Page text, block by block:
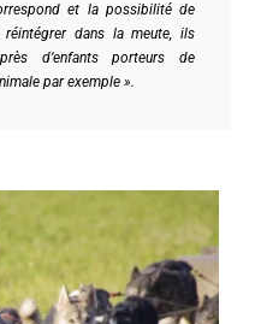
et la possibilité de
réintégrer dans la meute, ils
d’enfants porteurs de
par exemple ».